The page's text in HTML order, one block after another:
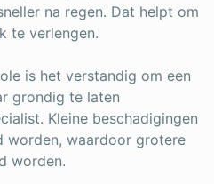
na regen. Dat helpt om
te verlengen.
is het verstandig om een
grondig te laten
Kleine beschadigingen
worden, waardoor grotere
worden.